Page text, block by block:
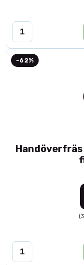
-62%
Handöverfräs